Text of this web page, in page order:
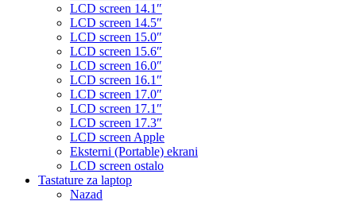
LCD screen 14.1″
LCD screen 14.5″
LCD screen 15.0″
LCD screen 15.6″
LCD screen 16.0″
LCD screen 16.1″
LCD screen 17.0″
LCD screen 17.1″
LCD screen 17.3″
LCD screen Apple
Eksterni (Portable) ekrani
LCD screen ostalo
Tastature za laptop
Nazad